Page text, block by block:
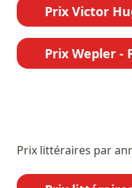
Prix Victor
Prix Wepler -
Prix littéraires par